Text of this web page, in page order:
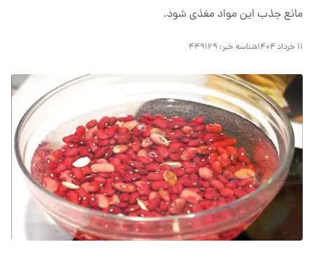
مانع جذب این مواد مغذی شود.
۱۱ خرداد ۱۴۰۴ شناسه خبر: ۴۴۹۱۲۹